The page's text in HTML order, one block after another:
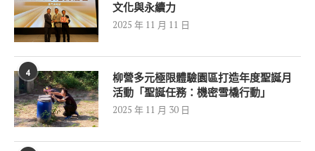
文化與永續力
2025 年 11 月 11 日
4
柳營多元極限體驗園區打造年度聖誕月
活動「聖誕任務：機密雪橇行動」
2025 年 11 月 30 日